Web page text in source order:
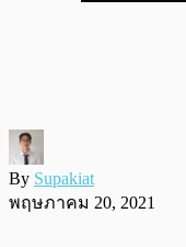
By Supakiat
พฤษภาคม 20, 2021